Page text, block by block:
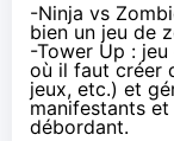
-Ninja vs
bien un jeu de
-Tower Up :
où il faut créer
jeux, etc.) et
manifestants
débordant.